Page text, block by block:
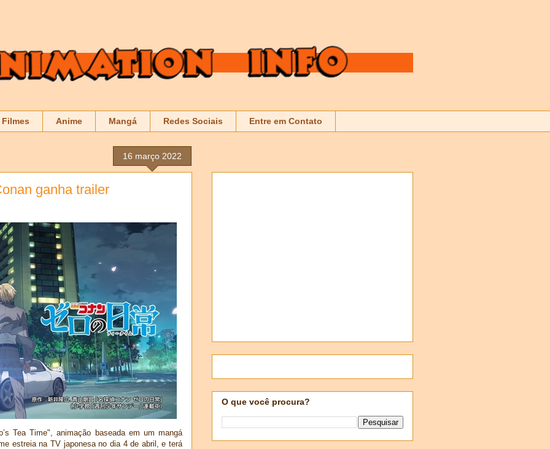
Filmes Anime Mangá Redes Sociais Entre em Contato
16 março 2022
ganha trailer
Tea Time", animação baseada em um mangá
estreia na TV japonesa no dia 4 de abril, e terá
O que você procura?